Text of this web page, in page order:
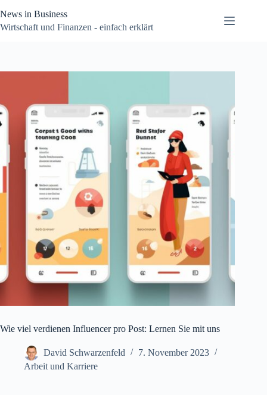
Inhalt
springen
News in Business
Wirtschaft und Finanzen - einfach erklärt
Wie viel verdienen Influencer pro Post: Lernen Sie mit uns
David Schwarzenfeld
7. November 2023
Arbeit und Karriere